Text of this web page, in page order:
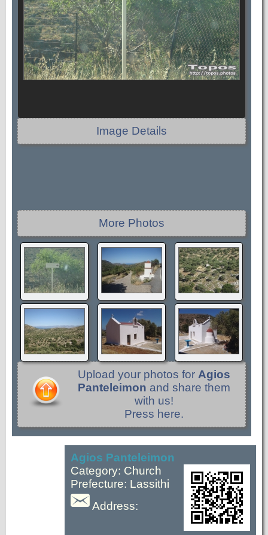
Image Details
More Photos
Upload your photos for Agios
Panteleimon and share them
with us!
Press here.
Agios Panteleimon
Category: Church
Prefecture: Lassithi
Address: